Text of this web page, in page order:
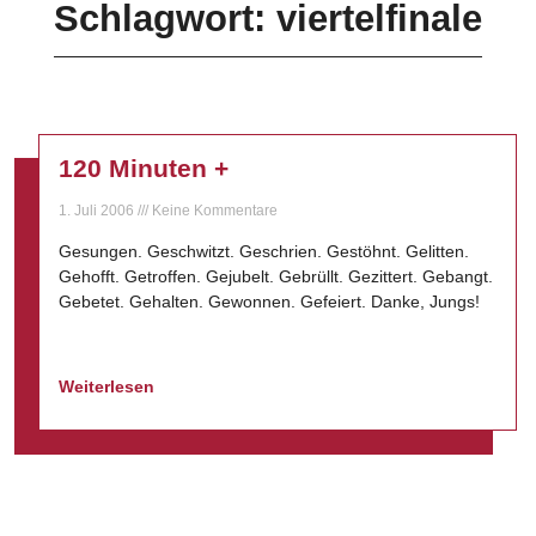
Schlagwort: viertelfinale
120 Minuten +
1. Juli 2006 Keine Kommentare
Gesungen. Geschwitzt. Geschrien. Gestöhnt. Gelitten.
Gehofft. Getroffen. Gejubelt. Gebrüllt. Gezittert. Gebangt.
Gebetet. Gehalten. Gewonnen. Gefeiert. Danke, Jungs!
Weiterlesen